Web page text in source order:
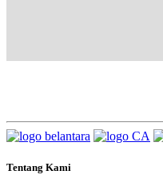
Tentang Kami